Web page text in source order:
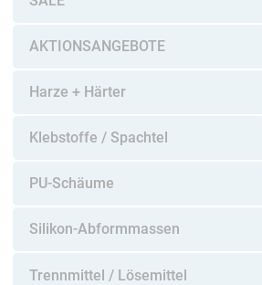
AKTIONSANGEBOTE
Harze + Härter
Klebstoffe / Spachtel
PU-Schäume
Silikon-Abformmassen
Trennmittel / Lösemittel